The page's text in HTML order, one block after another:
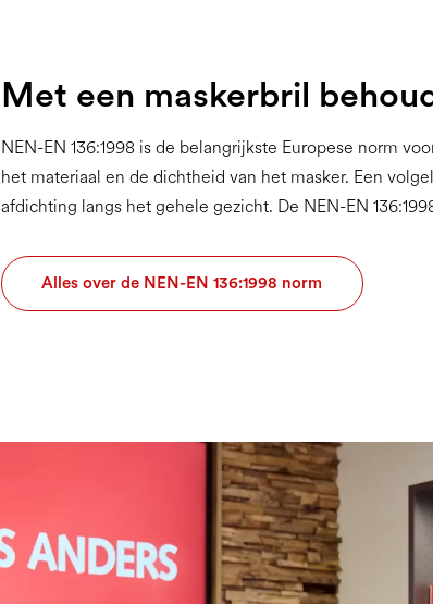
Met een maskerbril
NEN-EN 136:1998 is de belangrijkste Europese norm
het materiaal en de dichtheid van het masker. Een
afdichting langs het gehele gezicht. De NEN-EN
Alles over de NEN-EN 136:1998 norm